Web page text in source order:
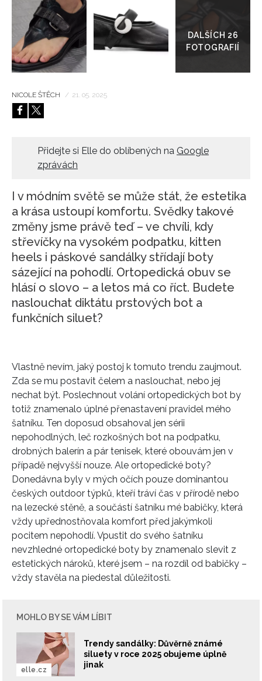
HOME
do
galerie
NICOLE ŠTĚCH / 21. 05. 2025
Přidejte si Elle do oblíbených na Google
zprávách
I v módním světě se může stát, že estetika
a krása ustoupí komfortu. Svědky takové
změny jsme právě teď – ve chvíli, kdy
střevíčky na vysokém podpatku, kitten
heels i páskové sandálky střídají boty
sázející na pohodlí. Ortopedická obuv se
hlásí o slovo – a letos má co říct. Budete
naslouchat diktátu prstových bot a
funkčních siluet?
Vlastně nevím, jaký postoj k tomuto trendu zaujmout.
Zda se mu postavit čelem a naslouchat, nebo jej
nechat být. Poslechnout volání ortopedických bot by
totiž znamenalo úplné přenastavení pravidel mého
šatníku. Ten doposud obsahoval jen sérii
nepohodlných, leč rozkošných bot na podpatku,
drobných balerín a pár tenisek, které obouvám jen v
případě nejvyšší nouze. Ale ortopedické boty?
Donedávna byly v mých očích pouze dominantou
českých outdoor týpků, kteří tráví čas v přírodě nebo
na lezecké stěně, a součástí šatníku mé babičky, která
vždy upřednostňovala komfort před jakýmkoli
pocitem nepohodlí. Vpustit do svého šatníku
nevzhledné ortopedické boty by znamenalo slevit z
estetických nároků, které jsem – na rozdíl od babičky –
vždy stavěla na piedestal důležitosti.
MOHLO BY SE VÁM LÍBIT
Trendy sandálky: Důvěrně známé
siluety v roce 2025 obujeme úplně
jinak
elle.cz